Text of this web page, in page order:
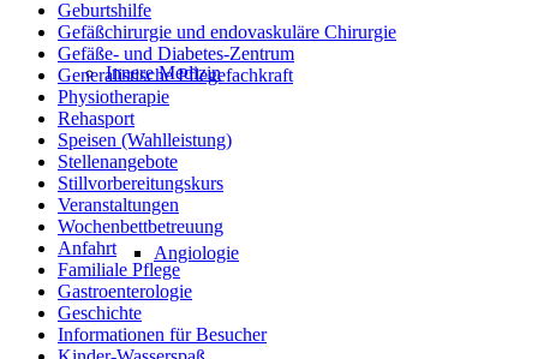
Innere Medizin
Angiologie
Geburtshilfe
Gefäßchirurgie und endovaskuläre Chirurgie
Gefäße- und Diabetes-Zentrum
Generalistische Pflegefachkraft
Physiotherapie
Rehasport
Speisen (Wahlleistung)
Stellenangebote
Stillvorbereitungskurs
Veranstaltungen
Wochenbettbetreuung
Anfahrt
Familiale Pflege
Gastroenterologie
Geschichte
Informationen für Besucher